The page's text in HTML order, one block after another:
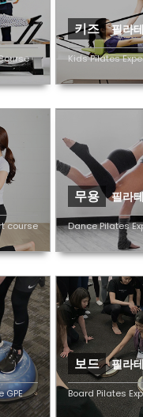
course
GPE
키즈 필라
Kids Pilates
무용 필라
Dance Pilates
보드 필라
Board Pilates